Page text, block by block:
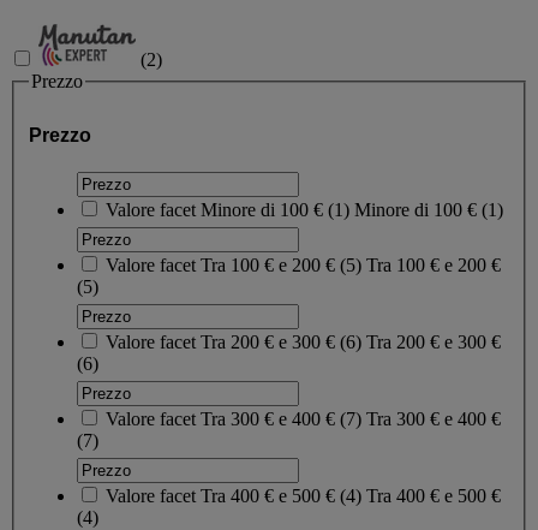
(2)
Prezzo
Prezzo
Valore facet Minore di 100 € (1) Minore di 100 € (1)
Valore facet Tra 100 € e 200 € (5) Tra 100 € e 200 €
(5)
Valore facet Tra 200 € e 300 € (6) Tra 200 € e 300 €
(6)
Valore facet Tra 300 € e 400 € (7) Tra 300 € e 400 €
(7)
Valore facet Tra 400 € e 500 € (4) Tra 400 € e 500 €
(4)